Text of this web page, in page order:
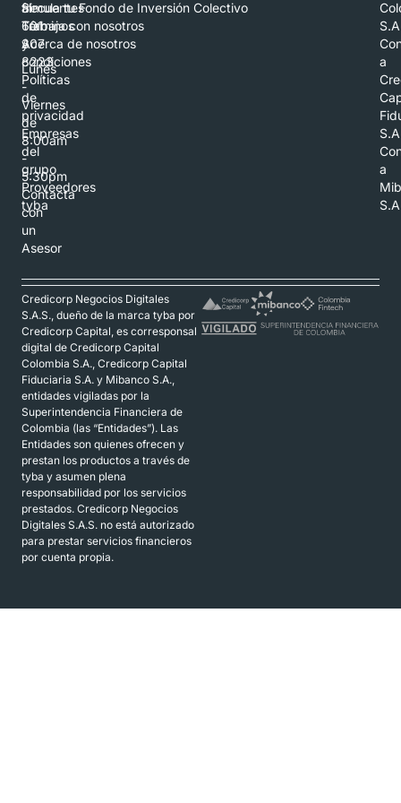
al
601
307
8223
Lunes
-
Viernes
de
8:00am
-
5:30pm
Contacta
con
un
Asesor
frecuentes
Términos
y
condiciones
Políticas
de
privacidad
Empresas
del
grupo
Proveedores
tyba
Simula tu Fondo de Inversión Colectivo
Trabaja con nosotros
Acerca de nosotros
a
a
Credicorp Negocios Digitales
S.A.S., dueño de la marca tyba por
Credicorp Capital, es corresponsal
digital de Credicorp Capital
Colombia S.A., Credicorp Capital
Fiduciaria S.A. y Mibanco S.A.,
entidades vigiladas por la
Superintendencia Financiera de
Colombia (las “Entidades”). Las
Entidades son quienes ofrecen y
prestan los productos a través de
tyba y asumen plena
responsabilidad por los servicios
prestados. Credicorp Negocios
Digitales S.A.S. no está autorizado
para prestar servicios financieros
por cuenta propia.